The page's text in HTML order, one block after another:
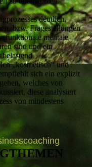
deutlich,
bzw. Fragestellungen
mentale
sind und ein
„kosmetisch“ und
sich ein explizit
welches von
diese analysiert
von mindestens